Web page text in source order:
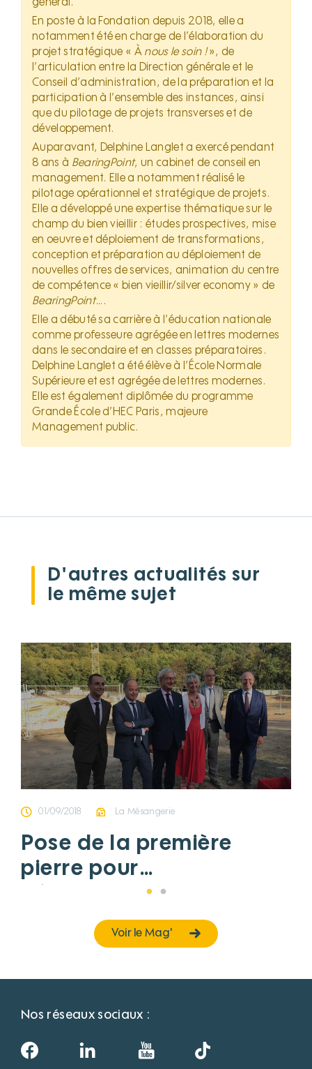
général.
En poste à la Fondation depuis 2018, elle a
notamment été en charge de l’élaboration du
projet stratégique « À nous le soin !», de
l’articulation entre la Direction générale et le
Conseil d’administration, de la préparation et la
participation à l’ensemble des instances, ainsi
que du pilotage de projets transverses et de
développement.
Auparavant, Delphine Langlet a exercé pendant
8 ans à BearingPoint, un cabinet de conseil en
management. Elle a notamment réalisé le
pilotage opérationnel et stratégique de projets.
Elle a développé une expertise thématique sur le
champ du bien vieillir : études prospectives, mise
en oeuvre et déploiement de transformations,
conception et préparation au déploiement de
nouvelles offres de services, animation du centre
de compétence « bien vieillir/silver economy » de
BearingPoint….
Elle a débuté sa carrière à l’éducation nationale
comme professeure agrégée en lettres modernes
dans le secondaire et en classes préparatoires.
Delphine Langlet a été élève à l’École Normale
Supérieure et est agrégée de lettres modernes.
Elle est également diplômée du programme
Grande École d’HEC Paris, majeure
Management public.
D'autres actualités sur
le même sujet
01/09/2018 La Mésangerie
Pose de la première
pierre pour
l’établissement de
Voir le Mag'
Nos réseaux sociaux :